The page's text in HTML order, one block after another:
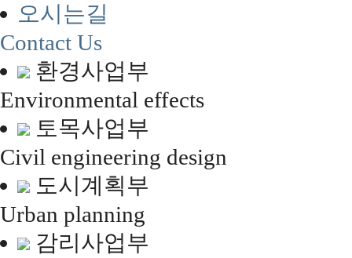
오시는길
Contact Us
환경사업부
Environmental effects
토목사업부
Civil engineering design
도시계획부
Urban planning
감리사업부